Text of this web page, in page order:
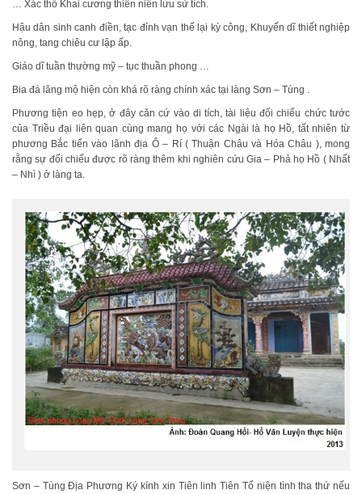
… Xác thổ Khai cương thiên niên lưu sử tích.
Hậu dân sinh canh điền, tạc đỉnh vạn thế lại kỳ công, Khuyến dĩ thiết nghiệp
nông, tang chiêu cư lập ấp.
Giáo dĩ tuần thường mỹ – tục thuần phong …
Bia đá lăng mộ hiện còn khá rõ ràng chính xác tại làng Sơn – Tùng .
Phương tiện eo hẹp, ở đây căn cứ vào di tích, tài liệu đối chiếu chức tước
của Triều đại liên quan cùng mang họ với các Ngài là họ Hồ, tất nhiên từ
phương Bắc tiến vào lãnh địa Ô – Rí ( Thuận Châu và Hóa Châu ), mong
rằng sự đối chiếu được rõ ràng thêm khi nghiên cứu Gia – Phả họ Hồ ( Nhất
– Nhì ) ở làng ta.
Sơn – Tùng Địa Phương Ký kính xin Tiên linh Tiên Tổ niện tình tha thứ nếu